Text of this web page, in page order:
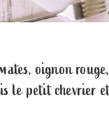
oignon
le petit chevrier